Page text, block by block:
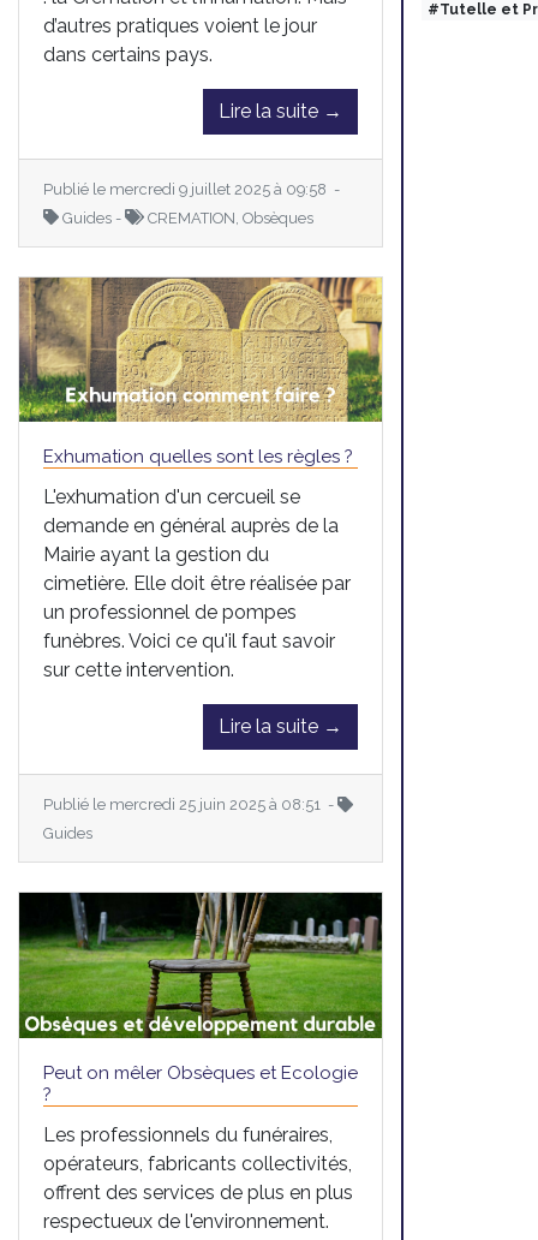
d’autres pratiques voient le jour
dans certains pays.
Lire la suite →
Publié le mercredi 9 juillet 2025 à 09:58 -
Guides -
CREMATION, Obsèques
Exhumation quelles sont les règles ?
L'exhumation d'un cercueil se
demande en général auprès de la
Mairie ayant la gestion du
cimetière. Elle doit être réalisée par
un professionnel de pompes
funèbres. Voici ce qu'il faut savoir
sur cette intervention.
Lire la suite →
Publié le mercredi 25 juin 2025 à 08:51 -
Guides
Peut on mêler Obsèques et Ecologie
?
Les professionnels du funéraires,
opérateurs, fabricants collectivités,
offrent des services de plus en plus
respectueux de l'environnement.
#Tutelle et